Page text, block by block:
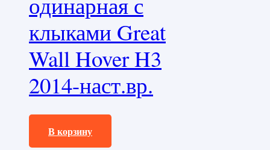
клыками Great
Wall Hover H3
2014-наст.вр.
24240,0₽
В корзину